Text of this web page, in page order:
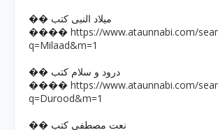
�� میلاد النبی کتب
���� https://www.ataunnabi.com/
q=Milaad&m=1
�� درود و سلام کتب
���� https://www.ataunnabi.com/
q=Durood&m=1
�� نعت مصطفی کتب